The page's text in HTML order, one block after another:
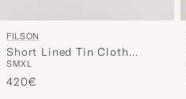
FILSON
Short Lined Tin Cloth
Cruiser Beluga
SMXL
420€